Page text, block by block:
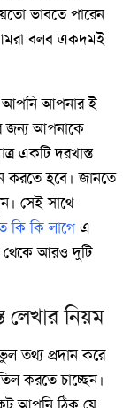
ভাবতে পারেন
আমরা বলব একদমই
আপনি আপনার ই
জন্য আপনাকে
একটি দরখাস্ত
করতে হবে। জানতে
সেই সাথে
কি কি লাগেএ
থেকে আরও দুটি
নিয়ম
তথ্য প্রদান করে
করতে চাচ্ছেন।
আপনি ঠিক যে